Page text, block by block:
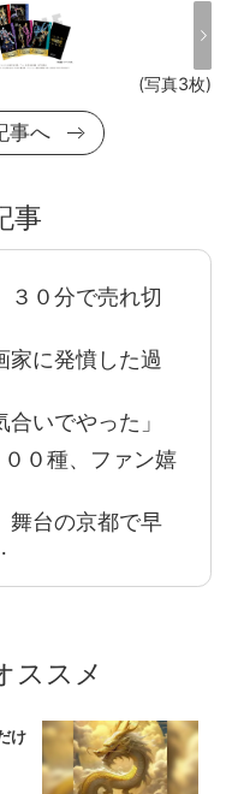
(写真3枚)
事へ
事
３０分で売れ切
家に発憤した過
いでやった」
０種、ファン嬉
舞台の京都で早
ススメ
け